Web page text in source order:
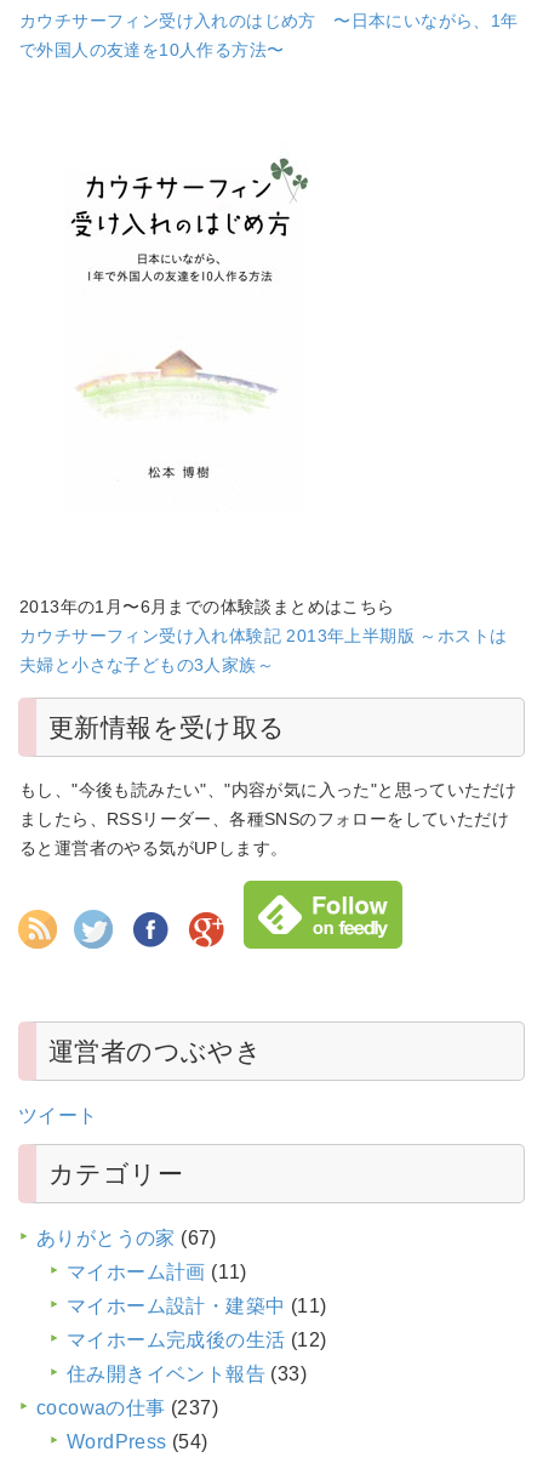
カウチサーフィン受け入れのはじめ方 〜日本にいながら、1年
で外国人の友達を10人作る方法〜
2013年の1月〜6月までの体験談まとめはこちら
カウチサーフィン受け入れ体験記 2013年上半期版 ～ホストは
夫婦と小さな子どもの3人家族～
更新情報を受け取る
もし、"今後も読みたい"、"内容が気に入った"と思っていただけ
ましたら、RSSリーダー、各種SNSのフォローをしていただけ
ると運営者のやる気がUPします。
運営者のつぶやき
ツイート
カテゴリー
ありがとうの家 (67)
マイホーム計画 (11)
マイホーム設計・建築中 (11)
マイホーム完成後の生活 (12)
住み開きイベント報告 (33)
cocowaの仕事 (237)
WordPress (54)